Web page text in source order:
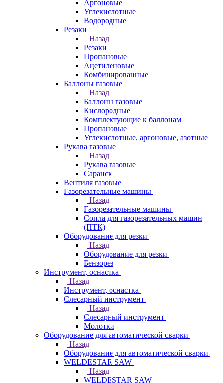
Аргоновые
Углекислотные
Водородные
Резаки
Назад
Резаки
Пропановые
Ацетиленовые
Комбинированные
Баллоны газовые
Назад
Баллоны газовые
Кислородные
Комплектующие к баллонам
Пропановые
Углекислотные, аргоновые, азотные
Рукава газовые
Назад
Рукава газовые
Саранск
Вентиля газовые
Газорезательные машины
Назад
Газорезательные машины
Сопла для газорезательных машин
(ПТК)
Оборудование для резки
Назад
Оборудование для резки
Бензорез
Инструмент, оснастка
Назад
Инструмент, оснастка
Слесарный инструмент
Назад
Слесарный инструмент
Молотки
Оборудование для автоматической сварки
Назад
Оборудование для автоматической сварки
WELDESTAR SAW
Назад
WELDESTAR SAW